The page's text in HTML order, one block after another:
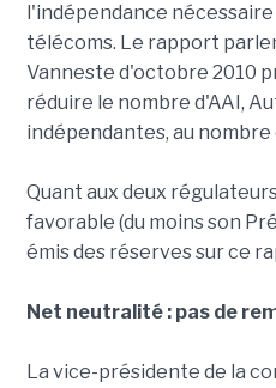
l'indépendance
télécoms. Le rapport
Vanneste d'octobre 2010
réduire le nombre d'AAI,
indépendantes, au nombre
Quant aux deux
favorable (du moins son
émis des réserves sur ce
Net neutralité : pas de
La vice-présidente de la